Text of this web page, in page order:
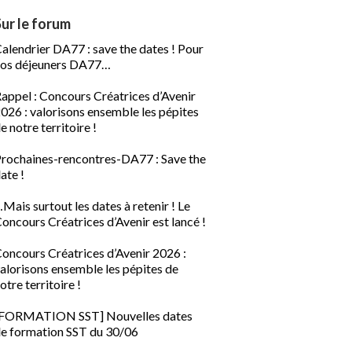
le forum
DA77 : save the dates ! Pour
déjeuners DA77…
: Concours Créatrices d’Avenir
: valorisons ensemble les pépites
notre territoire !
rencontres-DA77 : Save the
!
surtout les dates à retenir ! Le
Créatrices d’Avenir est lancé !
Créatrices d’Avenir 2026 :
ensemble les pépites de
territoire !
SST] Nouvelles dates
formation SST du 30/06